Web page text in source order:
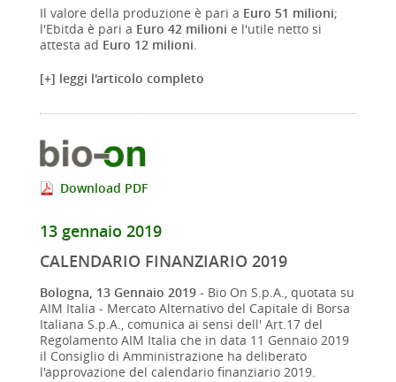
Il valore della produzione è pari a Euro 51 milioni;
l'Ebitda è pari a Euro 42 milioni e l'utile netto si
attesta ad Euro 12 milioni.
[+] leggi l'articolo completo
Download PDF
13 gennaio 2019
CALENDARIO FINANZIARIO 2019
Bologna, 13 Gennaio 2019- Bio On S.p.A., quotata su
AIM Italia - Mercato Alternativo del Capitale di Borsa
Italiana S.p.A., comunica ai sensi dell' Art.17 del
Regolamento AIM Italia che in data 11 Gennaio 2019
il Consiglio di Amministrazione ha deliberato
l'approvazione del calendario finanziario 2019.